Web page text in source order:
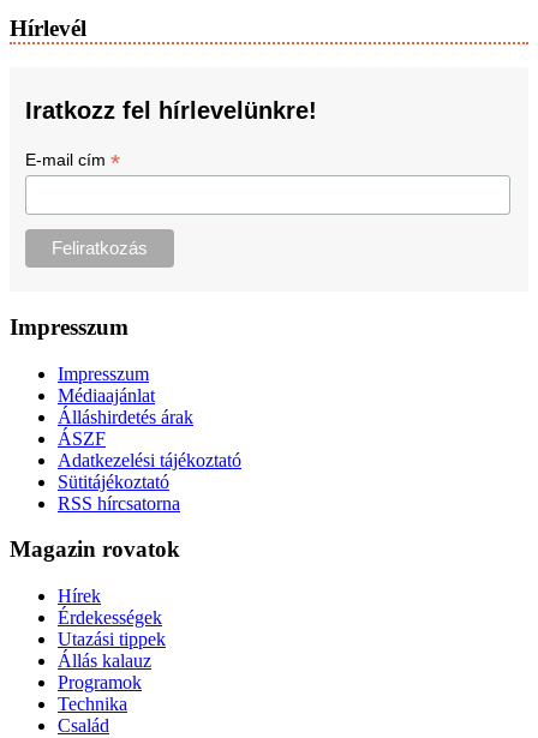
Hírlevél
Iratkozz fel hírlevelünkre!
E-mail cím *
Impresszum
Impresszum
Médiaajánlat
Álláshirdetés árak
ÁSZF
Adatkezelési tájékoztató
Sütitájékoztató
RSS hírcsatorna
Magazin rovatok
Hírek
Érdekességek
Utazási tippek
Állás kalauz
Programok
Technika
Család